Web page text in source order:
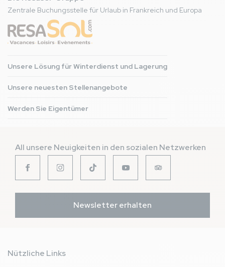
Zentrale Buchungsstelle für Urlaub in Frankreich und Europa
Unsere Lösung für Winterdienst und Lagerung
Unsere neuesten Stellenangebote
Werden Sie Eigentümer
All unsere Neuigkeiten in den sozialen Netzwerken
Newsletter erhalten
Nützliche Links